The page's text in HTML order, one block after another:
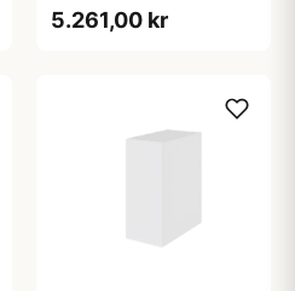
5.261,00 kr